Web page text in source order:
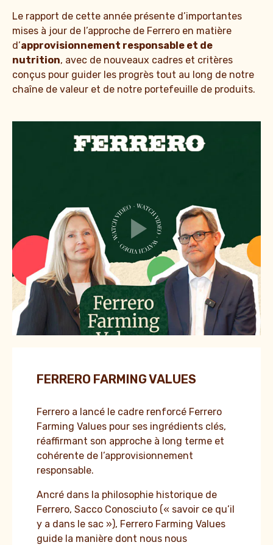
Le rapport de cette année présente d’importantes
mises à jour de l’approche de Ferrero en matière
d’approvisionnement responsable et de
nutrition, avec de nouveaux cadres et critères
conçus pour guider les progrès tout au long de notre
chaîne de valeur et de notre portefeuille de produits.
FERRERO FARMING VALUES
Ferrero a lancé le cadre renforcé Ferrero
Farming Values pour ses ingrédients clés,
réaffirmant son approche à long terme et
cohérente de l’approvisionnement
responsable.
Ancré dans la philosophie historique de
Ferrero, Sacco Conosciuto (« savoir ce qu’il
y a dans le sac »), Ferrero Farming Values
guide la manière dont nous nous